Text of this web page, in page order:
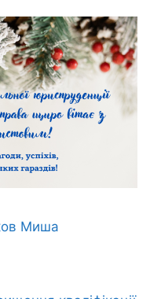
Миша